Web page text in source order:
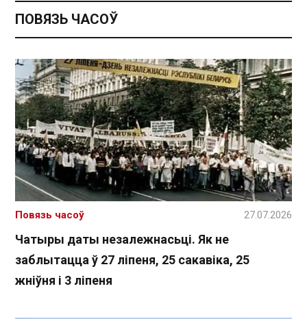
ПОВЯЗЬ ЧАСОЎ
Чатыры даты незалежнасьці. Як не
заблытацца ў 27 ліпеня, 25 сакавіка, 25
жніўня і 3 ліпеня
Повязь часоў 27.07.2026